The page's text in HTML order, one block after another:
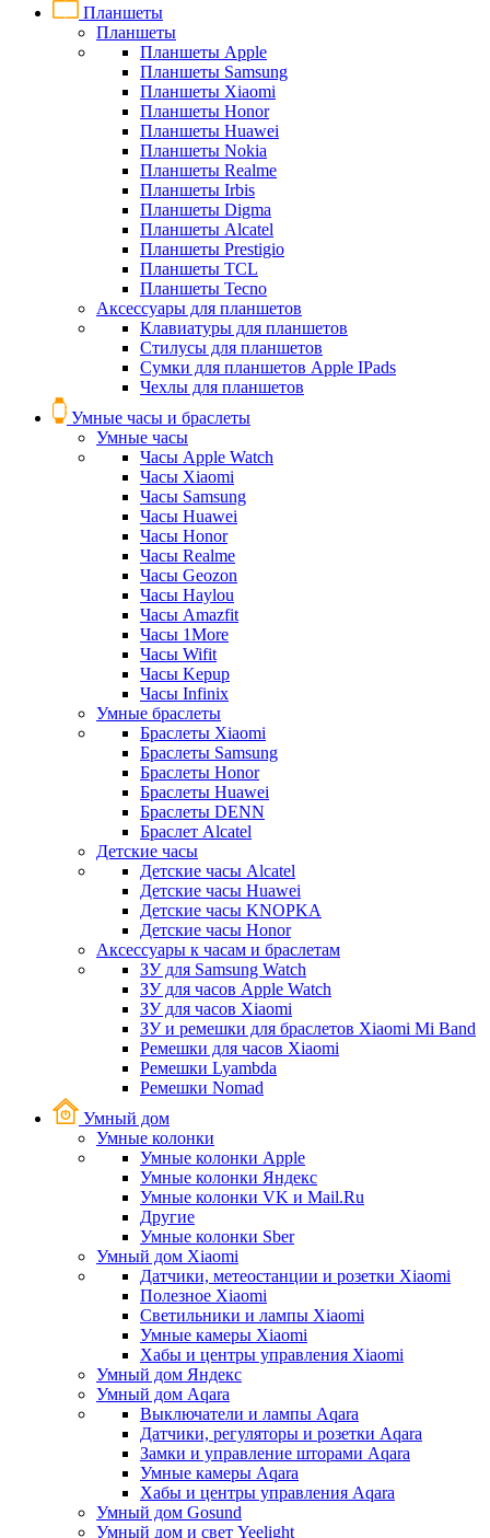
Планшеты
Планшеты
Планшеты Apple
Планшеты Samsung
Планшеты Xiaomi
Планшеты Honor
Планшеты Huawei
Планшеты Nokia
Планшеты Realme
Планшеты Irbis
Планшеты Digma
Планшеты Alcatel
Планшеты Prestigio
Планшеты TCL
Планшеты Tecno
Аксессуары для планшетов
Клавиатуры для планшетов
Стилусы для планшетов
Сумки для планшетов Apple IPads
Чехлы для планшетов
Умные часы и браслеты
Умные часы
Часы Apple Watch
Часы Xiaomi
Часы Samsung
Часы Huawei
Часы Honor
Часы Realme
Часы Geozon
Часы Haylou
Часы Amazfit
Часы 1More
Часы Wifit
Часы Kepup
Часы Infinix
Умные браслеты
Браслеты Xiaomi
Браслеты Samsung
Браслеты Honor
Браслеты Huawei
Браслеты DENN
Браслет Alcatel
Детские часы
Детские часы Alcatel
Детские часы Huawei
Детские часы KNOPKA
Детские часы Honor
Аксессуары к часам и браслетам
ЗУ для Samsung Watch
ЗУ для часов Apple Watch
ЗУ для часов Xiaomi
ЗУ и ремешки для браслетов Xiaomi Mi Band
Ремешки для часов Xiaomi
Ремешки Lyambda
Ремешки Nomad
Умный дом
Умные колонки
Умные колонки Apple
Умные колонки Яндекс
Умные колонки VK и Mail.Ru
Другие
Умные колонки Sber
Умный дом Xiaomi
Датчики, метеостанции и розетки Xiaomi
Полезное Xiaomi
Светильники и лампы Xiaomi
Умные камеры Xiaomi
Хабы и центры управления Xiaomi
Умный дом Яндекс
Умный дом Aqara
Выключатели и лампы Aqara
Датчики, регуляторы и розетки Aqara
Замки и управление шторами Aqara
Умные камеры Aqara
Хабы и центры управления Aqara
Умный дом Gosund
Умный дом и свет Yeelight